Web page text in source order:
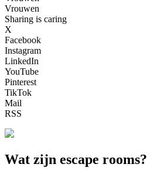
Vrouwen
Sharing is caring
X
Facebook
Instagram
LinkedIn
YouTube
Pinterest
TikTok
Mail
RSS
Wat zijn escape rooms?